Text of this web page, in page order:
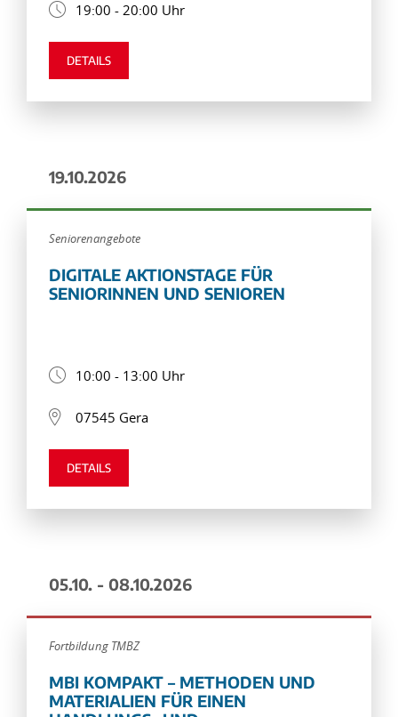
19:00 - 20:00 Uhr
DETAILS
19.10.2026
Seniorenangebote
DIGITALE AKTIONSTAGE FÜR
SENIORINNEN UND SENIOREN
10:00 - 13:00 Uhr
07545 Gera
DETAILS
05.10. - 08.10.2026
Fortbildung TMBZ
MBI KOMPAKT – METHODEN UND
MATERIALIEN FÜR EINEN